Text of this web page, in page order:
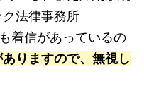
法律事務所
着信があっているの
りますので、無視し